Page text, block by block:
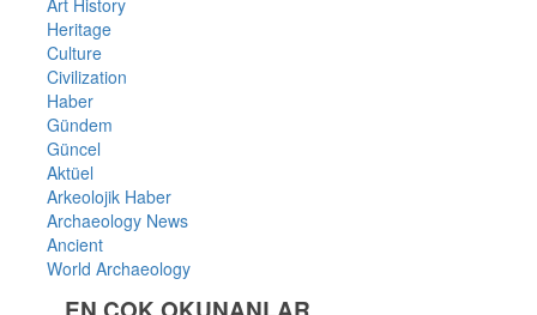
Heritage
Culture
Civilization
Haber
Gündem
Güncel
Aktüel
Arkeolojik Haber
Archaeology News
Ancient
World Archaeology